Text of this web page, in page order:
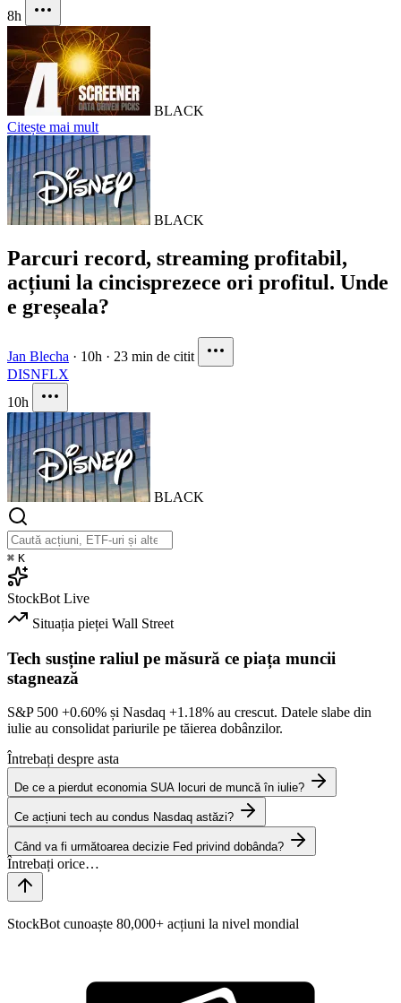
8h
BLACK
Citește mai mult
BLACK
Parcuri record, streaming profitabil,
acțiuni la cincisprezece ori profitul. Unde
e greșeala?
Jan Blecha · 10h · 23 min de citit
DISNFLX
10h
BLACK
⌘ K
StockBot Live
Situația pieței Wall Street
Tech susține raliul pe măsură ce piața muncii
stagnează
S&P 500 +0.60% și Nasdaq +1.18% au crescut. Datele slabe din
iulie au consolidat pariurile pe tăierea dobânzilor.
Întrebați despre asta
De ce a pierdut economia SUA locuri de muncă în iulie?
Ce acțiuni tech au condus Nasdaq astăzi?
Când va fi următoarea decizie Fed privind dobânda?
StockBot cunoaște 80,000+ acțiuni la nivel mondial